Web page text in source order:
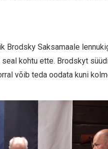
Saksamaale
kohtu ette. Brodskyt
võib teda oodata kuni